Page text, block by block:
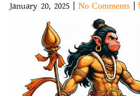
January 20, 2025 No Comments |